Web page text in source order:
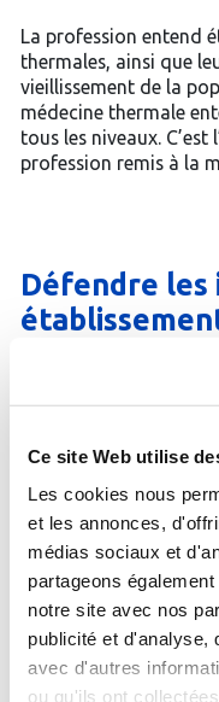
Ce site Web utilise
Les cookies nous
et les annonces,
médias sociaux et
partageons
notre site avec nos
publicité et d'analyse,
avec d'autres
ou qu'ils ont
La profession entend
thermales, ainsi que
vieillissement de la
médecine thermale
tous les niveaux.
profession remis à la
Défendre
des
Si l’allopathie a
d’extraordinaires
donné à la
prépondérante, au
médicaments. Autant
pour une plus grande
approches
nécessaires. Au delà
thermale redonne
thérapeutique,